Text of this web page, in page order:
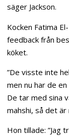
säger Jackson.
Kocken Fatima
feedback från
köket.
”De visste inte
men nu har de
De tar med sina
mahshi, så det är
Hon tillade: ”Jag